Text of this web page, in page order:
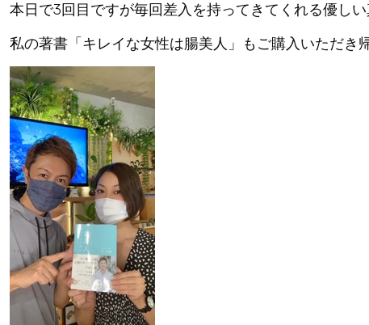
本日で3回目ですが毎回差入を持ってきてくれる優し
私の著書「キレイな女性は腸美人」もご購入いただき